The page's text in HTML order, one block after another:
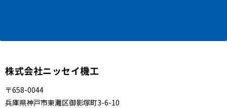
株式会社ニッセイ機工
〒658-0044
兵庫県神戸市東灘区御影塚町3-6-10